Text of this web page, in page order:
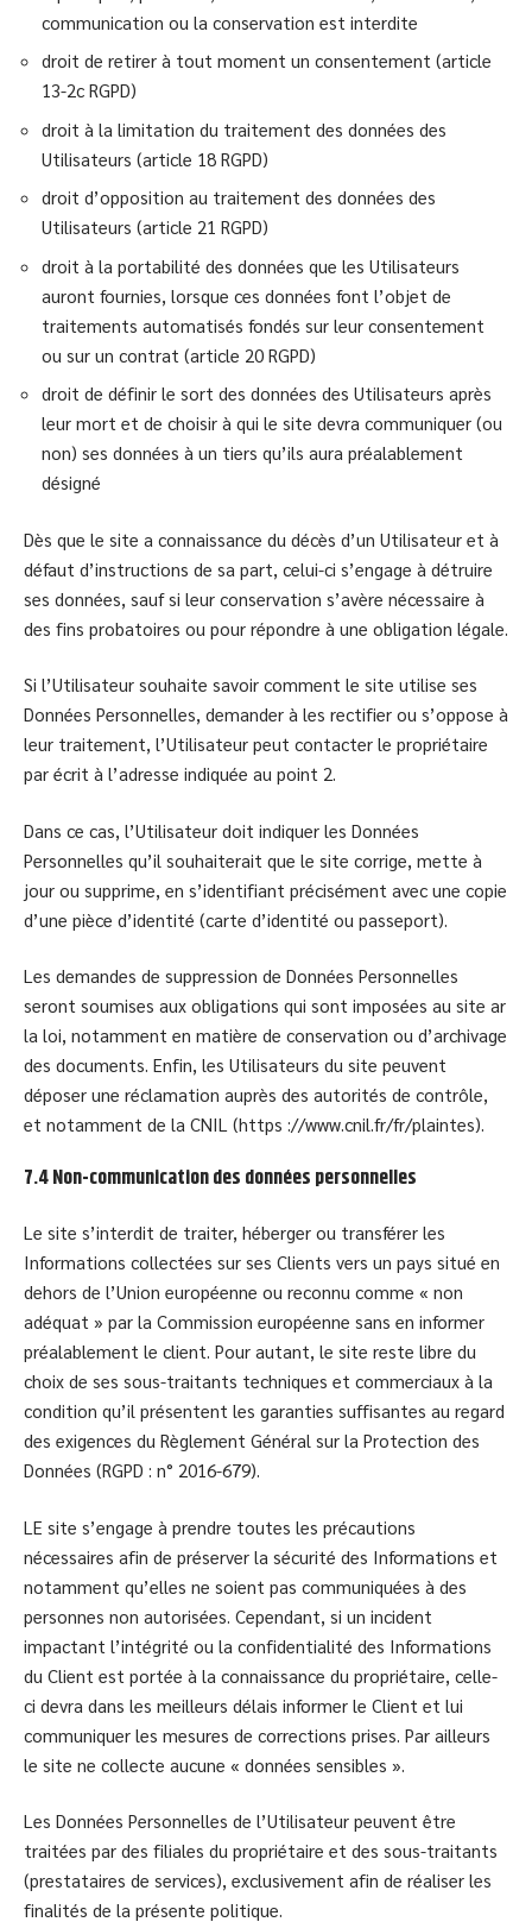
communication ou la conservation est interdite
droit de retirer à tout moment un consentement (article
13-2c RGPD)
droit à la limitation du traitement des données des
Utilisateurs (article 18 RGPD)
droit d’opposition au traitement des données des
Utilisateurs (article 21 RGPD)
droit à la portabilité des données que les Utilisateurs
auront fournies, lorsque ces données font l’objet de
traitements automatisés fondés sur leur consentement
ou sur un contrat (article 20 RGPD)
droit de définir le sort des données des Utilisateurs après
leur mort et de choisir à qui le site devra communiquer (ou
non) ses données à un tiers qu’ils aura préalablement
désigné
Dès que le site a connaissance du décès d’un Utilisateur et à
défaut d’instructions de sa part, celui-ci s’engage à détruire
ses données, sauf si leur conservation s’avère nécessaire à
des fins probatoires ou pour répondre à une obligation légale.
Si l’Utilisateur souhaite savoir comment le site utilise ses
Données Personnelles, demander à les rectifier ou s’oppose à
leur traitement, l’Utilisateur peut contacter le propriétaire
par écrit à l’adresse indiquée au point 2.
Dans ce cas, l’Utilisateur doit indiquer les Données
Personnelles qu’il souhaiterait que le site corrige, mette à
jour ou supprime, en s’identifiant précisément avec une copie
d’une pièce d’identité (carte d’identité ou passeport).
Les demandes de suppression de Données Personnelles
seront soumises aux obligations qui sont imposées au site ar
la loi, notamment en matière de conservation ou d’archivage
des documents. Enfin, les Utilisateurs du site peuvent
déposer une réclamation auprès des autorités de contrôle,
et notamment de la CNIL (https ://www.cnil.fr/fr/plaintes).
7.4 Non-communication des données personnelles
Le site s’interdit de traiter, héberger ou transférer les
Informations collectées sur ses Clients vers un pays situé en
dehors de l’Union européenne ou reconnu comme « non
adéquat » par la Commission européenne sans en informer
préalablement le client. Pour autant, le site reste libre du
choix de ses sous-traitants techniques et commerciaux à la
condition qu’il présentent les garanties suffisantes au regard
des exigences du Règlement Général sur la Protection des
Données (RGPD : n° 2016-679).
LE site s’engage à prendre toutes les précautions
nécessaires afin de préserver la sécurité des Informations et
notamment qu’elles ne soient pas communiquées à des
personnes non autorisées. Cependant, si un incident
impactant l’intégrité ou la confidentialité des Informations
du Client est portée à la connaissance du propriétaire, celle-
ci devra dans les meilleurs délais informer le Client et lui
communiquer les mesures de corrections prises. Par ailleurs
le site ne collecte aucune « données sensibles ».
Les Données Personnelles de l’Utilisateur peuvent être
traitées par des filiales du propriétaire et des sous-traitants
(prestataires de services), exclusivement afin de réaliser les
finalités de la présente politique.